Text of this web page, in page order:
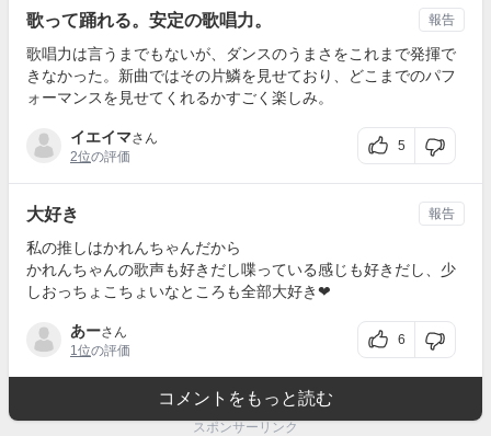
歌って踊れる。安定の歌唱力。
歌唱力は言うまでもないが、ダンスのうまさをこれまで発揮で
きなかった。新曲ではその片鱗を見せており、どこまでのパフ
ォーマンスを見せてくれるかすごく楽しみ。
イエイマさん
2位の評価
5
報告
大好き
私の推しはかれんちゃんだから
かれんちゃんの歌声も好きだし喋っている感じも好きだし、少
しおっちょこちょいなところも全部大好き❤
あーさん
1位の評価
6
報告
コメントをもっと読む
スポンサーリンク